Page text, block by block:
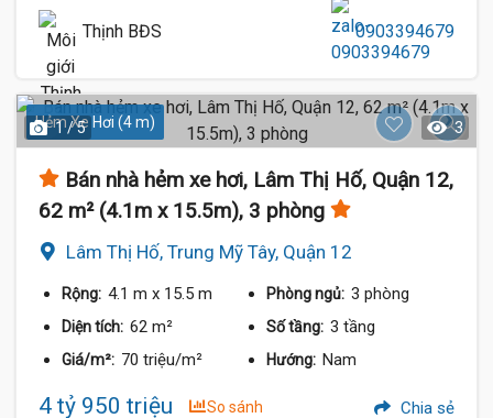
Thịnh BĐS 0903394679
Hẻm Xe Hơi (4 m)
1 / 5 3
Bán nhà hẻm xe hơi, Lâm Thị Hố, Quận 12,
62 m² (4.1m x 15.5m), 3 phòng
Lâm Thị Hố, Trung Mỹ Tây, Quận 12
Rộng: 4.1 m x 15.5 m Phòng ngủ: 3 phòng
Diện tích: 62 m² Số tầng: 3 tầng
Giá/m²: 70 triệu/m² Hướng: Nam
4 tỷ 950 triệu So sánh Chia sẻ